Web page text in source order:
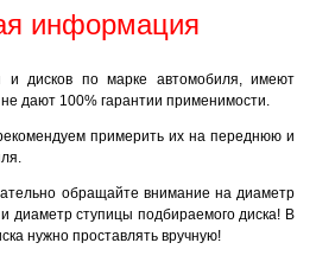
информация
дисков по марке автомобиля, имеют
дают 100% гарантии применимости.
примерить их на переднюю и
обращайте внимание на диаметр
диаметр ступицы подбираемого диска! В
нужно проставлять вручную!